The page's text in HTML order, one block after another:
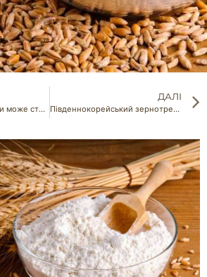
Експорт олії з України може стати неможливим
ДАЛІ
Південнокорейський зернотрейдер передав Україні $500 тис